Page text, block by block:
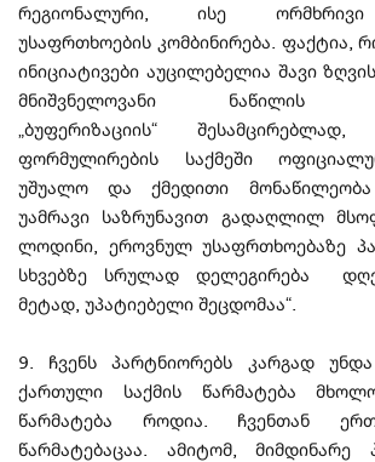
რეგიონალური, ისე
უსაფრთხოების კომბინირება. ფაქტია,
ინიციატივები აუცილებელია შავი
მნიშვნელოვანი ნაწილის
„ბუფერიზაციის“
ფორმულირების საქმეში
უშუალო და ქმედითი
უამრავი საზრუნავით გადაღლილ
ლოდინი, ეროვნულ უსაფრთხოებაზე
სხვებზე სრულად დელეგირება
მეტად, უპატიებელი შეცდომაა“.
9. ჩვენს პარტნიორებს კარგად
ქართული საქმის წარმატება
წარმატება როდია. ჩვენთან
წარმატებაცაა. ამიტომ, მიმდინარე